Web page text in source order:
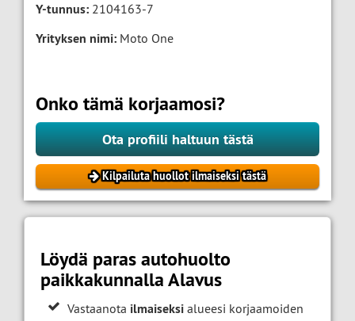
Y-tunnus: 2104163-7
Yrityksen nimi: Moto One
Onko tämä korjaamosi?
Ota profiili haltuun tästä
Kilpailuta huollot ilmaiseksi tästä
Löydä paras autohuolto
paikkakunnalla Alavus
Vastaanota ilmaiseksi alueesi korjaamoiden